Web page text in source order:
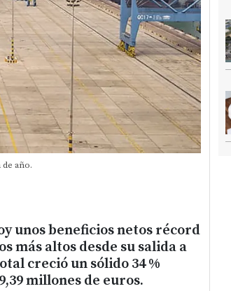
año.
unos beneficios netos récord
más altos desde su salida a
creció un sólido 34 %
millones de euros.